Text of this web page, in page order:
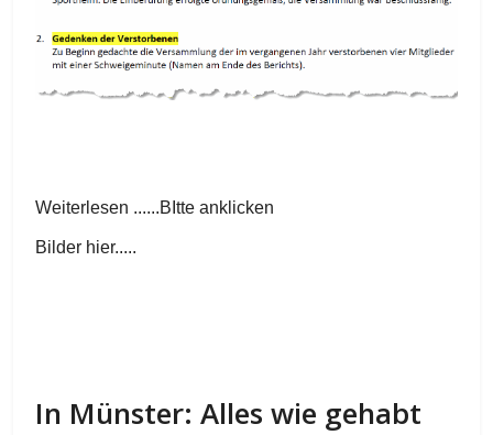
Weiterlesen ......BItte anklicken
Bilder hier.....
In Münster: Alles wie gehabt